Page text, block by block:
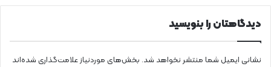
دیدگاهتان را بنویسید
نشانی ایمیل شما منتشر نخواهد شد. بخش‌های موردنیاز علامت‌گذاری شده‌اند